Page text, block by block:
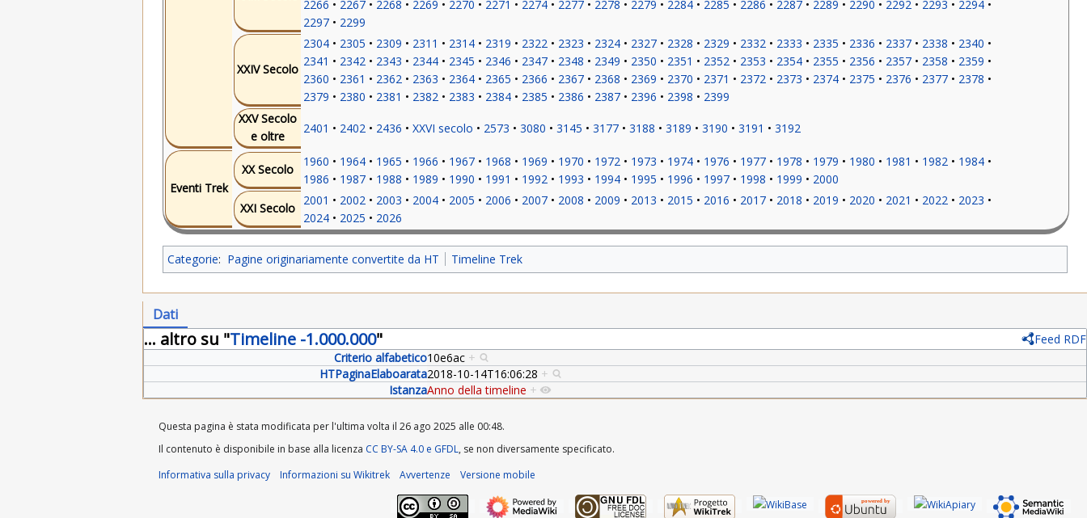
2266
2267 2268 2269 2270 2271 2274 2277 2278 2279 2284 2285 2286 2287 2289 2290 2292 2293
2294
2297
2299
XXIV Secolo
2304 2305 2309 2311 2314 2319 2322 2323 2324 2327 2328 2329 2332 2333 2335 2336 2337 2338
2340
2341
2342 2343 2344 2345 2346 2347 2348 2349 2350 2351 2352 2353 2354 2355 2356 2357 2358
2359
2360
2361 2362 2363 2364 2365 2366 2367 2368 2369 2370 2371 2372 2373 2374 2375 2376 2377
2378
2379
2380 2381 2382 2383 2384 2385 2386 2387 2396 2398
2399
XXV Secolo
e oltre
2401 2402 2436 XXVI secolo 2573 3080 3145 3177 3188 3189 3190 3191 3192
Eventi Trek
XX Secolo
1960 1964 1965 1966 1967 1968 1969 1970 1972 1973 1974 1976 1977 1978 1979 1980 1981 1982
1984
1986
1987 1988 1989 1990 1991 1992 1993 1994 1995 1996 1997 1998 1999
2000
XXI Secolo
2001 2002 2003 2004 2005 2006 2007 2008 2009 2013 2015 2016 2017 2018 2019 2020 2021 2022
2023
2024
2025 2026
Categorie: Pagine originariamente convertite da HT Timeline Trek
Dati
... altro su "Timeline -1.000.000"
Feed RDF
Criterio alfabetico10e6ac +
HTPaginaElaboarata2018-10-14T16:06:28 +
IstanzaAnno della timeline +
Questa pagina è stata modificata per l'ultima volta il 26 ago 2025 alle 00:48.
Il contenuto è disponibile in base alla licenza CC BY-SA 4.0 e GFDL, se non diversamente specificato.
Informativa sulla privacy
Informazioni su Wikitrek Avvertenze Versione mobile